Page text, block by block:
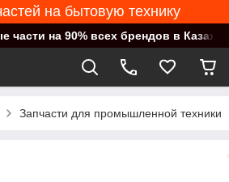
на бытовую технику
части на 90% всех брендов в
Запчасти для промышленной техники